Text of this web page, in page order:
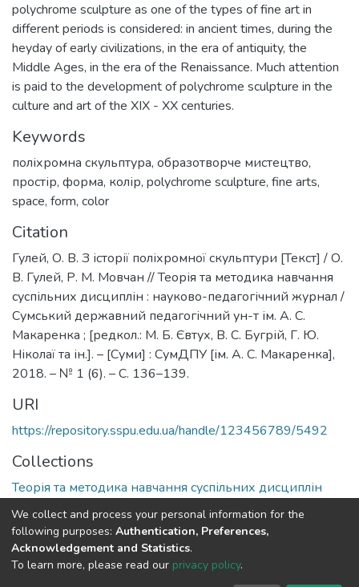
polychrome sculpture as one of the types of fine art in
different periods is considered: in ancient times, during the
heyday of early civilizations, in the era of antiquity, the
Middle Ages, in the era of the Renaissance. Much attention
is paid to the development of polychrome sculpture in the
culture and art of the XIX - XX centuries.
Keywords
поліхромна скульптура, образотворче мистецтво,
простір, форма, колір, polychrome sculpture, fine arts,
space, form, color
Citation
Гулей, О. В. З історії поліхромної скульптури [Текст] / О.
В. Гулей, Р. М. Мовчан // Теорія та методика навчання
суспільних дисциплін : науково-педагогічний журнал /
Сумський державний педагогічний ун-т ім. А. С.
Макаренка ; [редкол.: М. Б. Євтух, В. С. Бугрій, Г. Ю.
Ніколаї та ін.]. – [Суми] : СумДПУ [ім. А. С. Макаренка],
2018. – № 1 (6). – С. 136–139.
URI
https://repository.sspu.edu.ua/handle/123456789/5492
Collections
Теорія та методика навчання суспільних дисциплін
Full item page Google Scholar
DSpace software and SSPU named after A.S. Makarenko
We collect and process your personal information for the
following purposes: Authentication, Preferences,
Acknowledgement and Statistics.
To learn more, please read our privacy policy.